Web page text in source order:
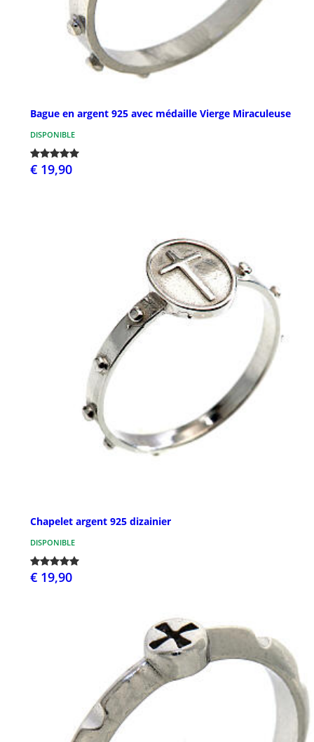
Bague en argent 925 avec médaille Vierge Miraculeuse
DISPONIBLE
€ 19,90
Chapelet argent 925 dizainier
DISPONIBLE
€ 19,90